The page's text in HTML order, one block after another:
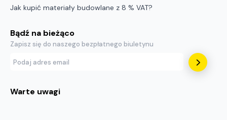
Jak kupić materiały budowlane z 8 % VAT?
Bądź na bieżąco
Zapisz się do naszego bezpłatnego biuletynu
Warte uwagi